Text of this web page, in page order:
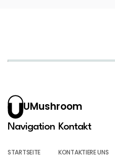
UMushroom
Navigation
STARTSEITE
Kontakt
KONTAKTIERE UNS